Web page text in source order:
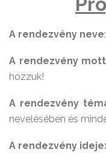
A rendezvény neve
A rendezvény
hozzuk!
A rendezvény
nevelésében és
A rendezvény ideje: